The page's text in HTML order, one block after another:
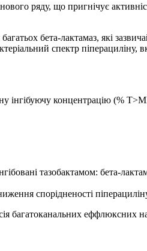
ряду, що пригнічує
бета-лактамаз, які
спектр піперациліну,
інгібуючу концентрацію (%
тазобактамом: бета-
спорідненості
багатоканальних еффлюксних